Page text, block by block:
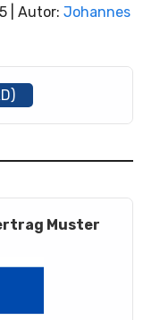
| Autor: Johannes
Muster